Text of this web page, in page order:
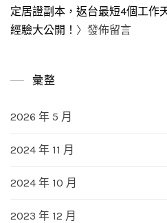
定居證副本，返台最短4個工作
經驗大公開！ 〉發佈留言
彙整
2026 年 5 月
2024 年 11 月
2024 年 10 月
2023 年 12 月